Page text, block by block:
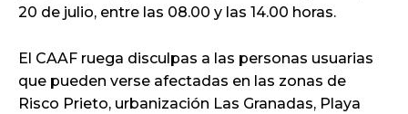
20 de julio, entre las 08.00 y las 14.00 horas.
El CAAF ruega disculpas a las personas usuarias
que pueden verse afectadas en las zonas de
Risco Prieto, urbanización Las Granadas, Playa